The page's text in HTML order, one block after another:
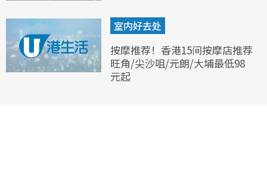
室内好去处
按摩推荐！香港15间按摩店推荐
旺角/尖沙咀/元朗/大埔最低98
元起